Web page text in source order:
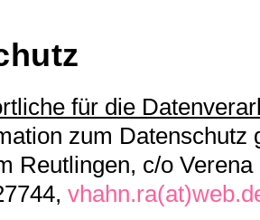
für die
zum
Reutlingen, c/o